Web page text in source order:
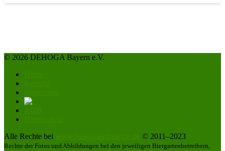
© 2026 DEHOGA Bayern e.V.
Alle Rechte bei
© 2011–2023
Rechte der Fotos und Abbildungen bei den jeweiligen Biergartenbetreibern,